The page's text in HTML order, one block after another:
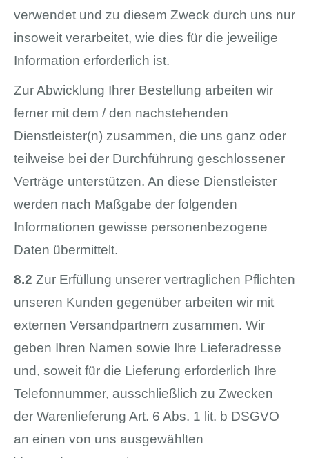
verwendet und zu diesem Zweck durch uns nur
insoweit verarbeitet, wie dies für die jeweilige
Information erforderlich ist.
Zur Abwicklung Ihrer Bestellung arbeiten wir
ferner mit dem / den nachstehenden
Dienstleister(n) zusammen, die uns ganz oder
teilweise bei der Durchführung geschlossener
Verträge unterstützen. An diese Dienstleister
werden nach Maßgabe der folgenden
Informationen gewisse personenbezogene
Daten übermittelt.
8.2 Zur Erfüllung unserer vertraglichen Pflichten
unseren Kunden gegenüber arbeiten wir mit
externen Versandpartnern zusammen. Wir
geben Ihren Namen sowie Ihre Lieferadresse
und, soweit für die Lieferung erforderlich Ihre
Telefonnummer, ausschließlich zu Zwecken
der Warenlieferung Art. 6 Abs. 1 lit. b DSGVO
an einen von uns ausgewählten